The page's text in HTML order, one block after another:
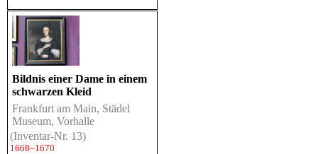
Bildnis einer Dame in einem
schwarzen Kleid
Frankfurt am Main, Städel
Museum, Vorhalle
(Inventar-Nr. 13)
1668–1670